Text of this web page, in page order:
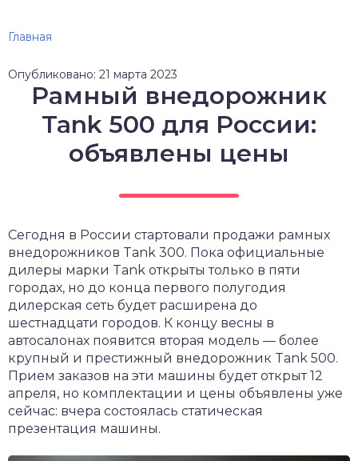
Главная
Опубликовано: 21 марта 2023
Рамный внедорожник
Tank 500 для России:
объявлены цены
Сегодня в России стартовали продажи рамных
внедорожников Tank 300. Пока официальные
дилеры марки Tank открыты только в пяти
городах, но до конца первого полугодия
дилерская сеть будет расширена до
шестнадцати городов. К концу весны в
автосалонах появится вторая модель — более
крупный и престижный внедорожник Tank 500.
Прием заказов на эти машины будет открыт 12
апреля, но комплектации и цены объявлены уже
сейчас: вчера состоялась статическая
презентация машины.